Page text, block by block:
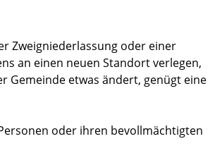
Zweigniederlassung oder einer
an einen neuen Standort verlegen,
Gemeinde etwas ändert, genügt eine
oder ihren bevollmächtigten